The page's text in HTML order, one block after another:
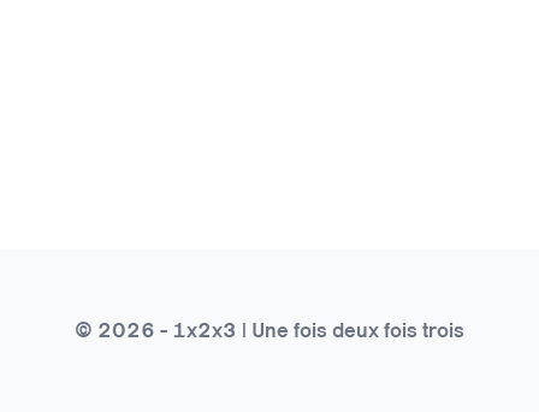
© 2026 - 1x2x3 | Une fois deux fois trois